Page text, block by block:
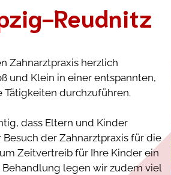
Reudnitz
Zahnarztpraxis herzlich
und Klein in einer entspannten,
durchzuführen.
dass Eltern und Kinder
der Zahnarztpraxis für die
Zeitvertreib für Ihre Kinder ein
legen wir zudem viel